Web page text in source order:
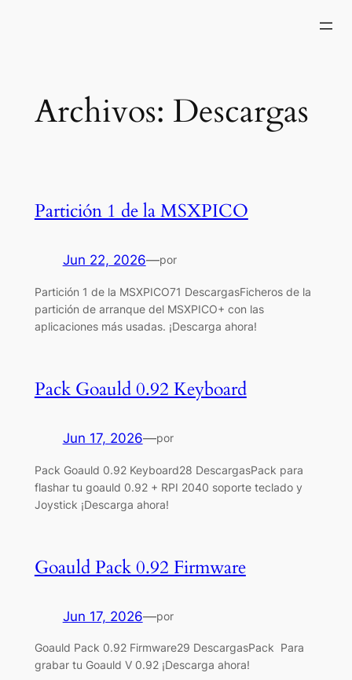
Archivos: Descargas
Partición 1 de la MSXPICO
Jun 22, 2026—por
Partición 1 de la MSXPICO71 DescargasFicheros de la
partición de arranque del MSXPICO+ con las
aplicaciones más usadas. ¡Descarga ahora!
Pack Goauld 0.92 Keyboard
Jun 17, 2026—por
Pack Goauld 0.92 Keyboard28 DescargasPack para
flashar tu goauld 0.92 + RPI 2040 soporte teclado y
Joystick ¡Descarga ahora!
Goauld Pack 0.92 Firmware
Jun 17, 2026—por
Goauld Pack 0.92 Firmware29 DescargasPack Para
grabar tu Goauld V 0.92 ¡Descarga ahora!